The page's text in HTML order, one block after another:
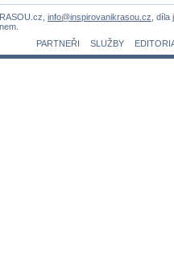
info@inspirovanikrasou.cz ,
PARTNEŘI
SLUŽBY